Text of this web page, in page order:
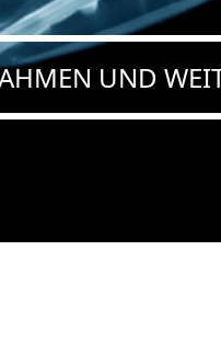
UND